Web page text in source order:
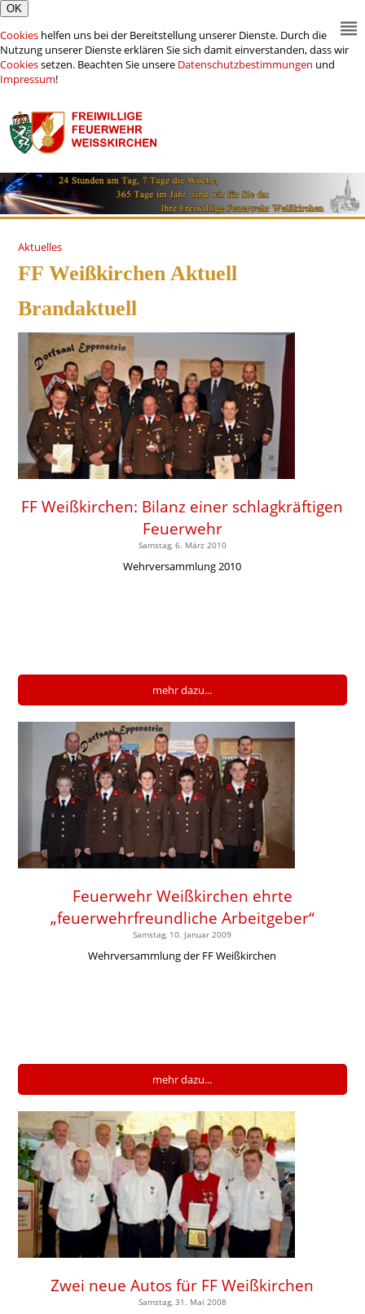
Cookies helfen uns bei der Bereitstellung unserer Dienste. Durch die
Nutzung unserer Dienste erklären Sie sich damit einverstanden, dass wir
Cookiessetzen. Beachten Sie unsere Datenschutzbestimmungen und
Impressum!
Aktuelles
FF Weißkirchen Aktuell
Brandaktuell
FF Weißkirchen: Bilanz einer schlagkräftigen
Feuerwehr
Samstag, 6. März 2010
Wehrversammlung 2010
mehr dazu...
Feuerwehr Weißkirchen ehrte
„feuerwehrfreundliche Arbeitgeber“
Samstag, 10. Januar 2009
Wehrversammlung der FF Weißkirchen
mehr dazu...
Zwei neue Autos für FF Weißkirchen
Samstag, 31. Mai 2008